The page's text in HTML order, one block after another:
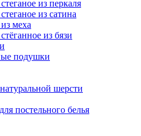
из перкаля
из сатина
меха
из бязи
подушки
шерсти
постельного белья